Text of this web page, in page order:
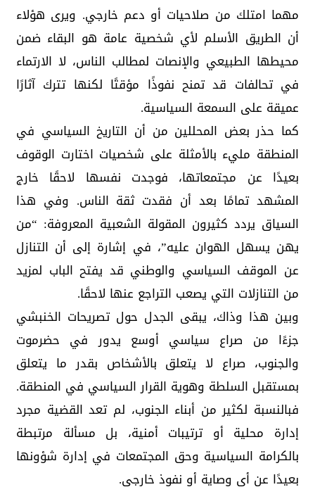
مهما امتلك من صلاحيات أو دعم خارجي. ويرى هؤلاء
أن الطريق الأسلم لأي شخصية عامة هو البقاء ضمن
محيطها الطبيعي والإنصات لمطالب الناس، لا الارتماء
في تحالفات قد تمنح نفوذًا مؤقتًا لكنها تترك آثارًا
عميقة على السمعة السياسية.
كما حذر بعض المحللين من أن التاريخ السياسي في
المنطقة مليء بالأمثلة على شخصيات اختارت الوقوف
بعيدًا عن مجتمعاتها، فوجدت نفسها لاحقًا خارج
المشهد تمامًا بعد أن فقدت ثقة الناس. وفي هذا
السياق يردد كثيرون المقولة الشعبية المعروفة: “من
يهن يسهل الهوان عليه”، في إشارة إلى أن التنازل
عن الموقف السياسي والوطني قد يفتح الباب لمزيد
من التنازلات التي يصعب التراجع عنها لاحقًا.
وبين هذا وذاك، يبقى الجدل حول تصريحات الخنبشي
جزءًا من صراع سياسي أوسع يدور في حضرموت
والجنوب، صراع لا يتعلق بالأشخاص بقدر ما يتعلق
بمستقبل السلطة وهوية القرار السياسي في المنطقة.
فبالنسبة لكثير من أبناء الجنوب، لم تعد القضية مجرد
إدارة محلية أو ترتيبات أمنية، بل مسألة مرتبطة
بالكرامة السياسية وحق المجتمعات في إدارة شؤونها
بعيدًا عن أي وصاية أو نفوذ خارجي.